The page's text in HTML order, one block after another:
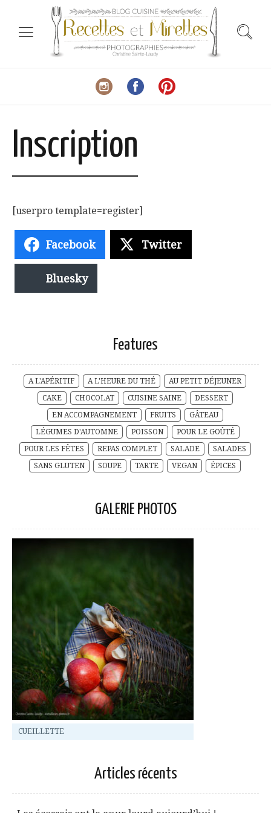
Inscription
[userpro template=register]
Facebook Twitter
Bluesky
Features
A L'APÉRITIF A L'HEURE DU THÉ
AU PETIT DÉJEUNER
CAKE
CHOCOLAT CUISINE SAINE
DESSERT
EN ACCOMPAGNEMENT
FRUITS
GÂTEAU
LÉGUMES D'AUTOMNE
POISSON
POUR LE GOÛTÉ
POUR LES FÊTES
REPAS COMPLET SALADE
SALADES
SANS GLUTEN
SOUPE TARTE VEGAN ÉPICES
GALERIE PHOTOS
CUEILLETTE
Articles récents